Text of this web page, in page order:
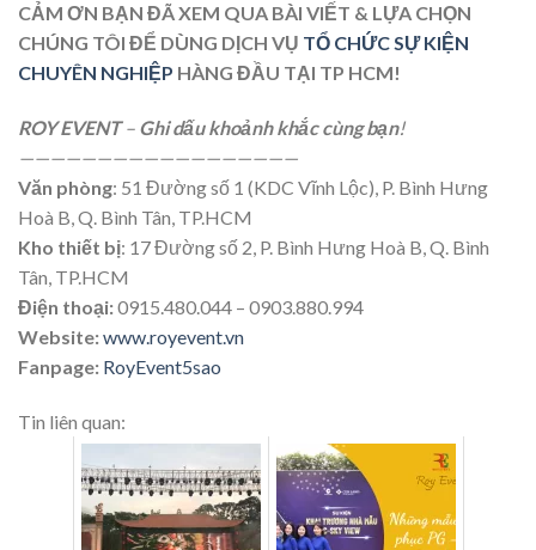
CẢM ƠN BẠN ĐÃ XEM QUA BÀI VIẾT & LỰA CHỌN
CHÚNG TÔI ĐỂ DÙNG DỊCH VỤ TỔ CHỨC SỰ KIỆN
CHUYÊN NGHIỆP HÀNG ĐẦU TẠI TP HCM!
ROY EVENT– Ghi dấu khoảnh khắc cùng bạn!
——————————————————
Văn phòng: 51 Đường số 1 (KDC Vĩnh Lộc), P. Bình Hưng
Hoà B, Q. Bình Tân, TP.HCM
Kho thiết bị: 17 Đường số 2, P. Bình Hưng Hoà B, Q. Bình
Tân, TP.HCM
Điện thoại:0915.480.044 – 0903.880.994
Website:www.royevent.vn
Fanpage: RoyEvent5sao
Tin liên quan: